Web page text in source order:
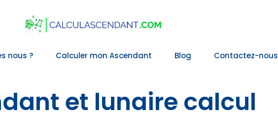
nous ? Calculer mon Ascendant Blog Contactez-nous
et lunaire calcul